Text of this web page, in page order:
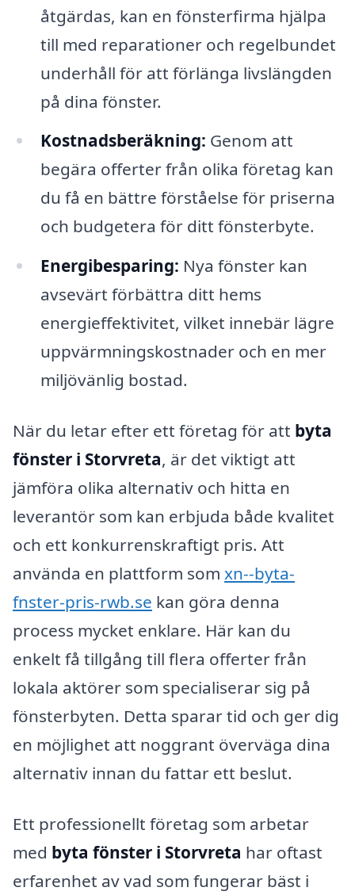
åtgärdas, kan en fönsterfirma hjälpa
till med reparationer och regelbundet
underhåll för att förlänga livslängden
på dina fönster.
Kostnadsberäkning: Genom att
begära offerter från olika företag kan
du få en bättre förståelse för priserna
och budgetera för ditt fönsterbyte.
Energibesparing: Nya fönster kan
avsevärt förbättra ditt hems
energieffektivitet, vilket innebär lägre
uppvärmningskostnader och en mer
miljövänlig bostad.
När du letar efter ett företag för att byta
fönster i Storvreta, är det viktigt att
jämföra olika alternativ och hitta en
leverantör som kan erbjuda både kvalitet
och ett konkurrenskraftigt pris. Att
använda en plattform som xn--byta-
fnster-pris-rwb.se kan göra denna
process mycket enklare. Här kan du
enkelt få tillgång till flera offerter från
lokala aktörer som specialiserar sig på
fönsterbyten. Detta sparar tid och ger dig
en möjlighet att noggrant överväga dina
alternativ innan du fattar ett beslut.
Ett professionellt företag som arbetar
med byta fönster i Storvreta har oftast
erfarenhet av vad som fungerar bäst i